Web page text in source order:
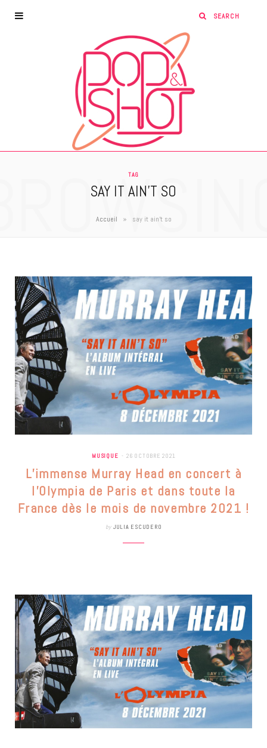
TAG
SAY IT AIN’T SO
Accueil » say it ain't so
MUSIQUE 26 OCTOBRE 2021
L’immense Murray Head en concert à
l’Olympia de Paris et dans toute la
France dès le mois de novembre 2021 !
by JULIA ESCUDERO